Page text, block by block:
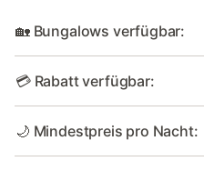
🏡 Bungalows verfügbar:
💳 Rabatt verfügbar:
🌙 Mindestpreis pro Nacht: